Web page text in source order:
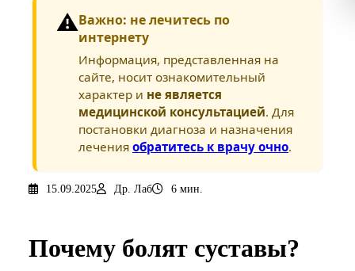
⚠️Важно: не лечитесь по
интернету
Информация, представленная на
сайте, носит ознакомительный
характер и не является
медицинской консультацией. Для
постановки диагноза и назначения
лечения обратитесь к врачу очно.
15.09.2025 Др. Лаб 6 мин.
Почему болят суставы?